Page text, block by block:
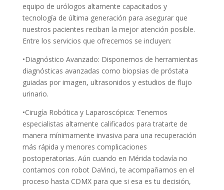
equipo de urólogos altamente capacitados y
tecnología de última generación para asegurar que
nuestros pacientes reciban la mejor atención posible.
Entre los servicios que ofrecemos se incluyen:
•Diagnóstico Avanzado: Disponemos de herramientas
diagnósticas avanzadas como biopsias de próstata
guiadas por imagen, ultrasonidos y estudios de flujo
urinario.
•Cirugía Robótica y Laparoscópica: Tenemos
especialistas altamente calificados para tratarte de
manera mínimamente invasiva para una recuperación
más rápida y menores complicaciones
postoperatorias. Aún cuando en Mérida todavía no
contamos con robot DaVinci, te acompañamos en el
proceso hasta CDMX para que si esa es tu decisión,